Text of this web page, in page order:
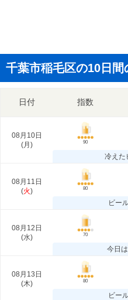
千葉市稲毛区の10日間
日付 指数
08月10日
(月 ) 90
冷えた
08月11日
(火) 80
ビー
08月12日
(水) 70
今日
08月13日
(木) 80
ビー